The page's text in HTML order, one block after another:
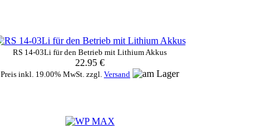
RS 14-03Li für den Betrieb mit Lithium Akkus
22.95 €
Preis inkl. 19.00% MwSt. zzgl. Versand